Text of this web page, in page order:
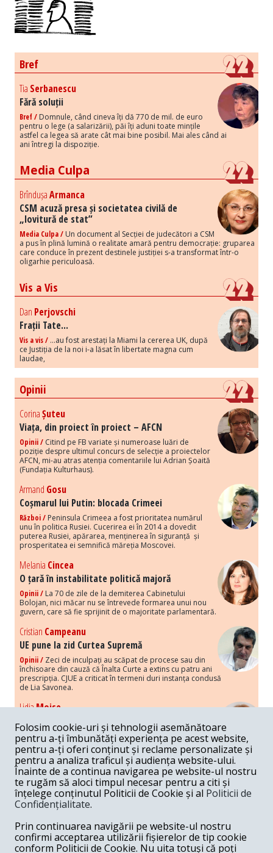
Bref
Tia Serbanescu
Fără soluții
Bref / Domnule, când cineva îți dă 770 de mil. de euro
pentru o lege (a salarizării), păi îți aduni toate mințile
astfel ca legea să arate cât mai bine posibil. Mai ales când ai
ani întregi la dispoziție.
Media Culpa
BrîndușaArmanca
CSM acuză presa și societatea civilă de
„lovitură de stat”
Media Culpa / Un document al Secției de judecători a CSM
a pus în plină lumină o realitate amară pentru democrație: gruparea
care conduce în prezent destinele justiției s-a transformat într-o
oligarhie periculoasă.
Vis a Vis
Dan Perjovschi
Frații Tate...
Vis a vis / ...au fost arestați la Miami la cererea UK, după
ce Justiția de la noi i-a lăsat în libertate magna cum
laudae,
Opinii
CorinaȘuteu
Viața, din proiect în proiect – AFCN
Opinii / Citind pe FB variate și numeroase luări de
poziție despre ultimul concurs de selecție a proiectelor
AFCN, mi-au atras atenția comentariile lui Adrian Șoaită
(Fundația Kulturhaus).
Armand Gosu
Coșmarul lui Putin: blocada Crimeei
Război / Peninsula Crimeea a fost prioritatea numărul
unu în politica Rusiei. Cucerirea ei în 2014 a dovedit
puterea Rusiei, apărarea, menținerea în siguranță și
prosperitatea ei semnifică măreția Moscovei.
Melania Cincea
O țară în instabilitate politică majoră
Opinii / La 70 de zile de la demiterea Cabinetului
Bolojan, nici măcar nu se întrevede formarea unui nou
guvern, care să fie sprijinit de o majoritate parlamentară.
Cristian Campeanu
UE pune la zid Curtea Supremă
Opinii / Zeci de inculpați au scăpat de procese sau din
închisoare din cauză că Înalta Curte a extins cu patru ani
prescripția. CJUE a criticat în termeni duri instanța condusă
de Lia Savonea.
LidiaMoise
Costurile economice ale haosului politic
Opinii / Economia nu poate rezista cu retorica falsă a
susținerii intereselor poporului, care, de fapt, ascunde
obsesia menținerii privilegiilor și a averilor unor caste.
Melania Cincea
Noi puseuri de xenofobie din partea românilor
„neaoși”
Periodic, în spațiul public sunt voci care lansează
mesaje xenofobe la adresa câte unui politician care deranjează un
anumit grup politico-mediatic, într-un anumit moment.
Folosim cookie-uri și tehnologii asemănătoare
pentru a-ți îmbunătăți experiența pe acest website,
pentru a-ți oferi conținut și reclame personalizate și
pentru a analiza traficul și audiența website-ului.
Înainte de a continua navigarea pe website-ul nostru
te rugăm să aloci timpul necesar pentru a citi și
înțelege conținutul Politicii de Cookie și al Politicii de
Confidențialitate.
Prin continuarea navigării pe website-ul nostru
confirmi acceptarea utilizării fișierelor de tip cookie
conform Politicii de Cookie. Nu uita totuși că poți